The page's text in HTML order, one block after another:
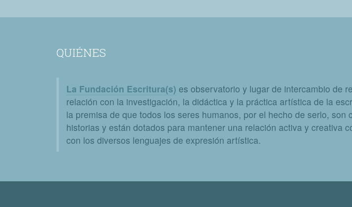
QUIÉNES
La Fundación Escritura(s) es observatorio y lugar de intercambio de
relación con la investigación, la didáctica y la práctica artística de la
la premisa de que todos los seres humanos, por el hecho de serlo, son
historias y están dotados para mantener una relación activa y creativa
con los diversos lenguajes de expresión artística.